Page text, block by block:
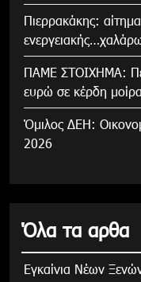
Πιερρακάκης:
ΠΑΜΕ ΣΤΟΙΧΗΜΑ:
ευρώ σε κέρδη
Όμιλος ΔΕΗ:
2026
Όλα τα αρθα
Εγκαίνια Νέων